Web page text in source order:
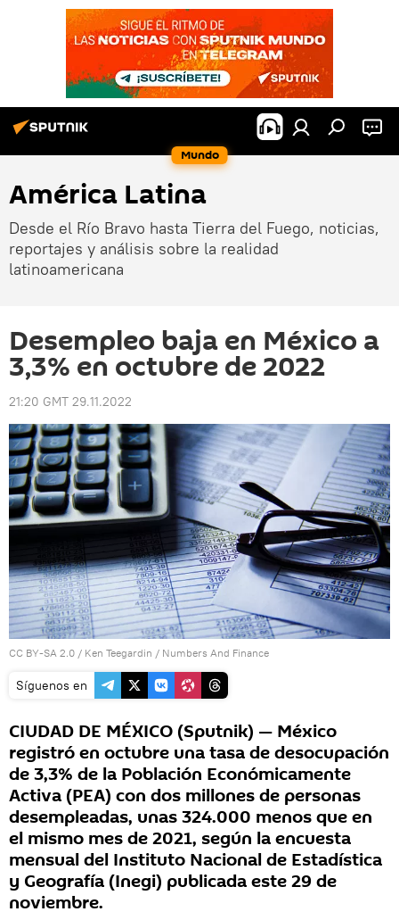
Mundo
América Latina
Desde el Río Bravo hasta Tierra del Fuego, noticias,
reportajes y análisis sobre la realidad
latinoamericana
Desempleo baja en México a
3,3% en octubre de 2022
21:20 GMT 29.11.2022
CC BY-SA 2.0 / Ken Teegardin / Numbers And Finance
Síguenos en
CIUDAD DE MÉXICO (Sputnik) — México
registró en octubre una tasa de desocupación
de 3,3% de la Población Económicamente
Activa (PEA) con dos millones de personas
desempleadas, unas 324.000 menos que en
el mismo mes de 2021, según la encuesta
mensual del Instituto Nacional de Estadística
y Geografía (Inegi) publicada este 29 de
noviembre.